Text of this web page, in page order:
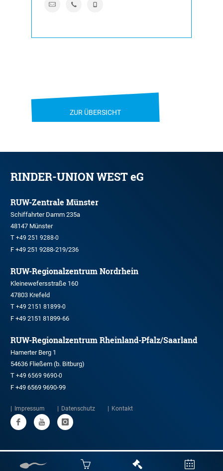
ZUR ÜBERSICHT
RINDER-UNION WEST eG
RUW-Zentrale Münster
Schiffahrter Damm 235a
48147 Münster
T +49 251 9288-0
F +49 251 9288-219/236
RUW-Regionalzentrum Nordrhein
Kleinewefersstraße 160
47803 Krefeld
T +49 2151 81899-0
F +49 2151 81899-66
RUW-Regionalzentrum Rheinland-Pfalz/Saarland
Hamerter Berg 1
54636 Fließem (b. Bitburg)
T +49 6569 9690-0
F +49 6569 9690-99
Impressum Datenschutz Kontakt